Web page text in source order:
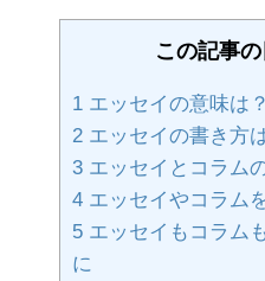
この記事
1 エッセイの意味は？
2 エッセイの書き方
3 エッセイとコラム
4 エッセイやコラム
5 エッセイもコラム
に